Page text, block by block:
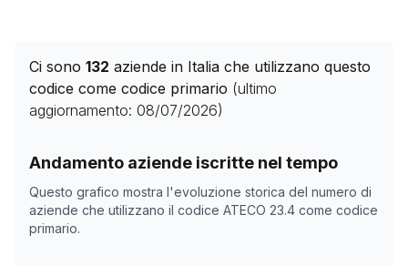
Ci sono 132 aziende in Italia che utilizzano questo
codice come codice primario (ultimo
aggiornamento: 08/07/2026)
Andamento aziende iscritte nel tempo
Questo grafico mostra l'evoluzione storica del numero di
aziende che utilizzano il codice ATECO 23.4 come codice
primario.
Storico numero di aziende con codice ATECO
Data rilevazione
10/04/2025
134
26/05/2025